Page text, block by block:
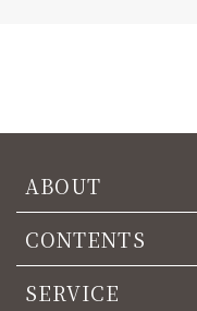
ABOUT
CONTENTS
SERVICE